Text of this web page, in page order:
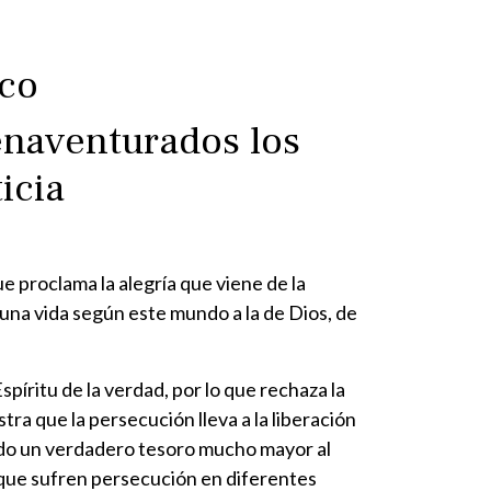
los
proclama la alegría que viene de la
vida según este mundo a la de Dios, de
de la verdad, por lo que rechaza la
que la persecución lleva a la liberación
un verdadero tesoro mucho mayor al
sufren persecución en diferentes